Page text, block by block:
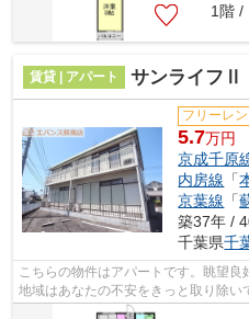
1階 /
賃貸 | アパート サンライフⅡ
フリーレン
5.7万円
京成千原
内房線 「
京葉線 「
築37年 /
千葉県千
こちらの物件はアパートです。眺望
地域はあなたの不安をきっと取り除
い、「サンライフⅡ」です。気になる